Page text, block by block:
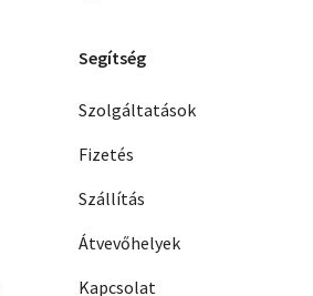
Segítség
Szolgáltatások
Fizetés
Szállítás
Átvevőhelyek
Kapcsolat